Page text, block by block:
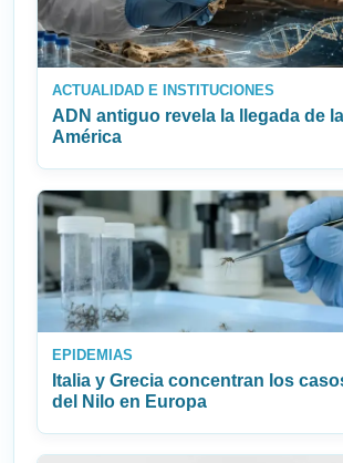
ACTUALIDAD E INSTITUCIONES
ADN antiguo revela la llegada de
América
EPIDEMIAS
Italia y Grecia concentran los
del Nilo en Europa